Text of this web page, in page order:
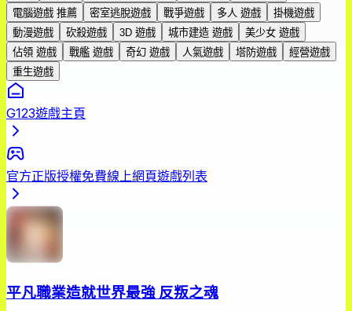
電腦遊戲 推薦
密室逃脫遊戲 戰爭遊戲 多人 遊戲
掛機遊戲
動漫遊戲
砍殺遊戲 3D 遊戲 城市建造 遊戲
美少女 遊戲
佔領 遊戲
戰艦 遊戲 奇幻 遊戲 人氣遊戲 塔防遊戲
經營遊戲
重生遊戲
G123遊戲主頁
官方正版授權免費線上網頁遊戲列表
平凡職業造就世界最強 反叛之魂